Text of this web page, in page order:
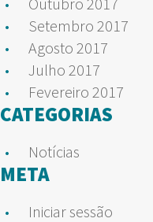
Setembro 2017
Agosto 2017
Julho 2017
Fevereiro 2017
CATEGORIAS
Notícias
META
Iniciar sessão